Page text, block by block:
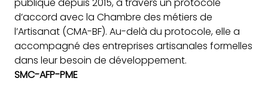
d’accord avec la Chambre des métiers de
l’Artisanat (CMA-BF). Au-delà du protocole, elle a
accompagné des entreprises artisanales formelles
dans leur besoin de développement.
SMC-AFP-PME